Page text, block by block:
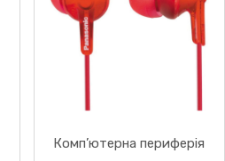
Комп’ютерна периферія